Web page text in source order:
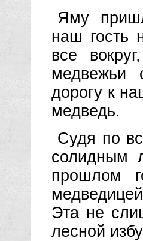
Яму
наш гость
все
медвежьи
дорогу к
медведь.
Судя по
солидным
прошлом
Эта не
лесной